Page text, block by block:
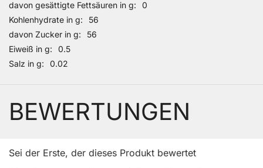
davon gesättigte Fettsäuren in g
0
Kohlenhydrate in g
56
davon Zucker in g
56
Eiweiß in g
0.5
Salz in g
0.02
BEWERTUNGEN
Sei der Erste, der dieses Produkt bewertet